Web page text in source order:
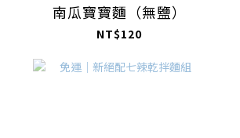
南瓜寶寶麵（無鹽）
NT$120